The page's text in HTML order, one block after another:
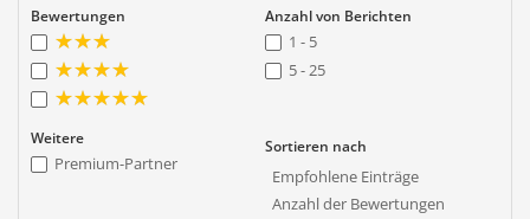
Bewertungen Anzahl von Berichten
1 - 5
5 - 25
Weitere
Premium-Partner
Sortieren nach
Empfohlene Einträge
Anzahl der Bewertungen